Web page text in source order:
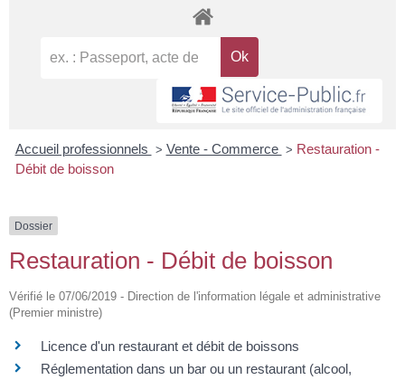
Accueil professionnels > Vente - Commerce > Restauration -
Débit de boisson
Dossier
Restauration - Débit de boisson
Vérifié le 07/06/2019 - Direction de l'information légale et administrative
(Premier ministre)
Licence d'un restaurant et débit de boissons
Réglementation dans un bar ou un restaurant (alcool,